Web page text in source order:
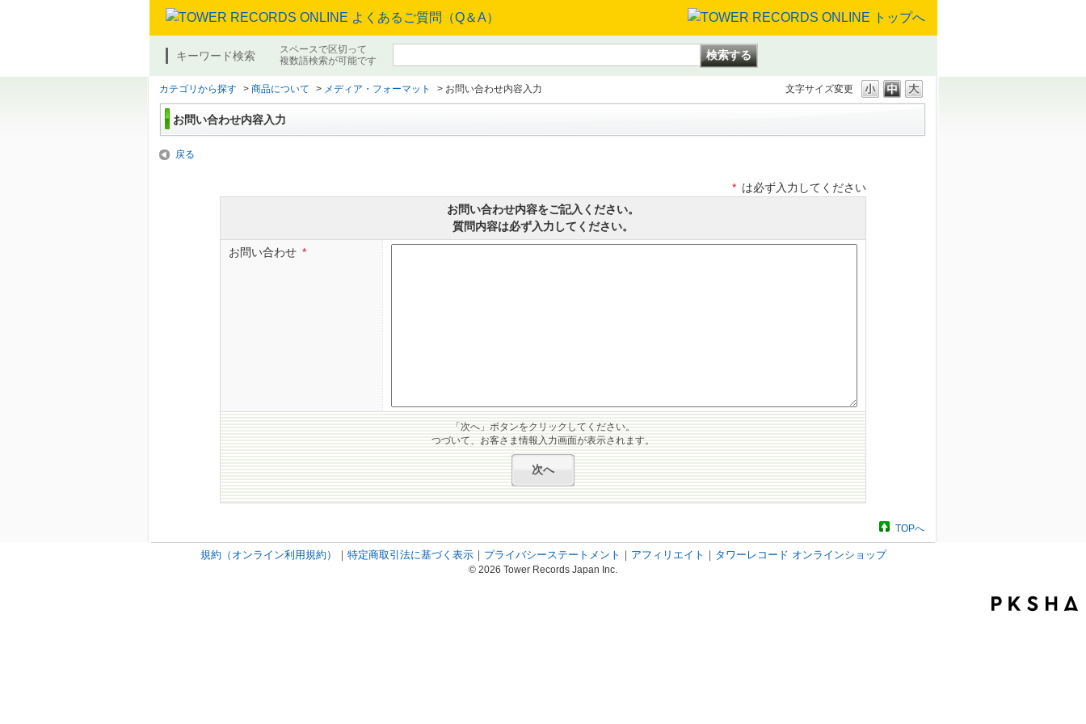
キーワード検索
スペースで区切って
複数語検索が可能です
文字サイズ変更
カテゴリから探す > 商品について > メディア・フォーマット > お問い合わせ内容入力
お問い合わせ内容入力
戻る
* は必ず入力してください
お問い合わせ内容をご記入ください。
質問内容は必ず入力してください。
お問い合わせ *
「次へ」ボタンをクリックしてください。
つづいて、お客さま情報入力画面が表示されます。
TOPへ
規約（オンライン利用規約） ｜ 特定商取引法に基づく表示｜ プライバシーステートメント ｜ アフィリエイト ｜ タワーレコード オンラインショップ
© 2026 Tower Records Japan Inc.